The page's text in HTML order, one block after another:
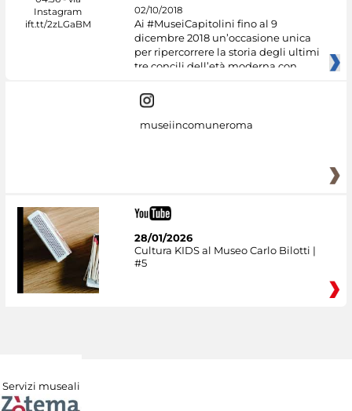
02/10/2018
Ai #MuseiCapitolini fino al 9
dicembre 2018 un’occasione unica
per ripercorrere la storia degli ultimi
tre concili dell’età moderna con
museiincomuneroma
28/01/2026
Cultura KIDS al Museo Carlo Bilotti |
#5
Servizi museali